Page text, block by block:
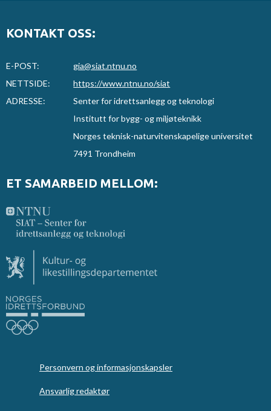
KONTAKT OSS:
E-POST:
gia@siat.ntnu.no
NETTSIDE:
https://www.ntnu.no/siat
ADRESSE:
Senter for idrettsanlegg og teknologi
Institutt for bygg- og miljøteknikk
Norges teknisk-naturvitenskapelige universitet
7491 Trondheim
ET SAMARBEID MELLOM:
Personvern og informasjonskapsler
Ansvarlig redaktør